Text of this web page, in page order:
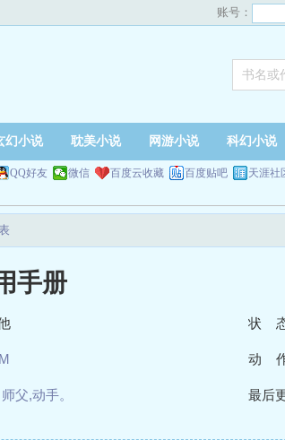
账号：
幻小说 耽美小说 网游小说 科幻小说
QQ好友 微信 百度云收藏 百度贴吧 天涯社
手册
状
动
父,动手。 最后